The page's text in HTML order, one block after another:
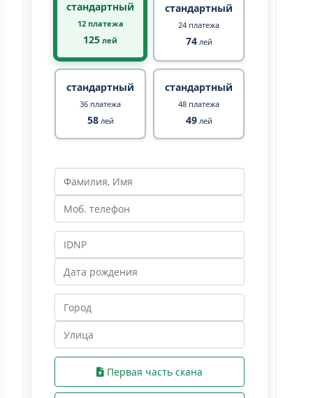
стандартный
12 платежа
125 лей
стандартный
24 платежа
74лей
стандартный
36 платежа
58лей
стандартный
48 платежа
49лей
Первая часть скана